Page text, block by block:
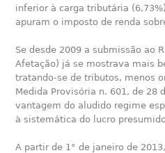
inferior à carga tributária
apuram o imposto de renda
Se desde 2009 a submissão ao
Afetação) já se mostrava mais
tratando-se de tributos, menos
Medida Provisória n. 601, de 28
vantagem do aludido regime
à sistemática do lucro
A partir de 1° de janeiro de